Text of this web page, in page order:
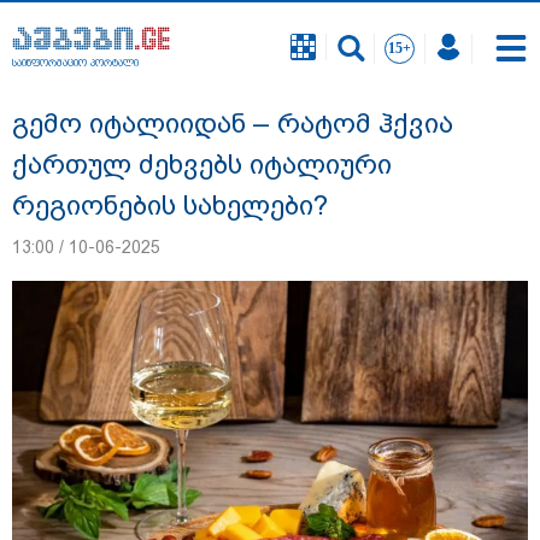
საინფორმაციო პორტალი
გიგა ავალიანის საქმეზე ნია იმნაძეს და
ანასტასია ბერუაშვილს ბრალდება
წარუდგინეს
საინფორმაციო პორტალი
გემო იტალიიდან – რატომ ჰქვია
ქართულ ძეხვებს იტალიური
რეგიონების სახელები?
13:00 / 10-06-2025